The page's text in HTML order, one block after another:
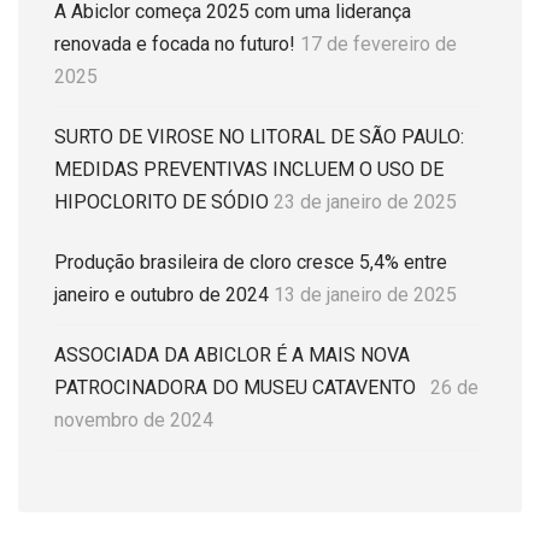
A Abiclor começa 2025 com uma liderança
renovada e focada no futuro! 17 de fevereiro de
2025
SURTO DE VIROSE NO LITORAL DE SÃO PAULO:
MEDIDAS PREVENTIVAS INCLUEM O USO DE
HIPOCLORITO DE SÓDIO 23 de janeiro de 2025
Produção brasileira de cloro cresce 5,4% entre
janeiro e outubro de 2024 13 de janeiro de 2025
ASSOCIADA DA ABICLOR É A MAIS NOVA
PATROCINADORA DO MUSEU CATAVENTO
26 de
novembro de 2024